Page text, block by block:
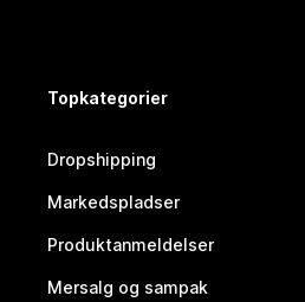
Topkategorier
Dropshipping
Markedspladser
Produktanmeldelser
Mersalg og sampak